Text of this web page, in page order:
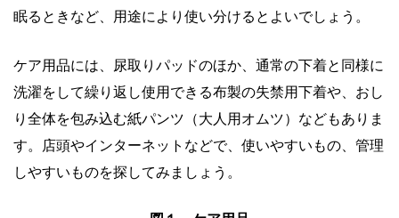
眠るときなど、用途により使い分けるとよいでしょう。
ケア用品には、尿取りパッドのほか、通常の下着と同様に
洗濯をして繰り返し使用できる布製の失禁用下着や、おし
り全体を包み込む紙パンツ（大人用オムツ）などもありま
す。店頭やインターネットなどで、使いやすいもの、管理
しやすいものを探してみましょう。